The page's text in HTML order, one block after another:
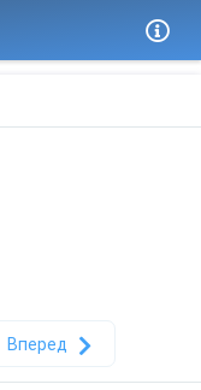
Вперед